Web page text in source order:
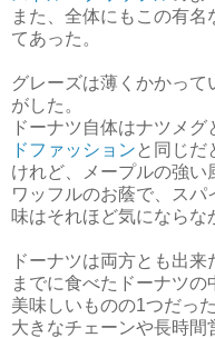
また、全体にもこの有
てあった。
グレーズは薄くかかっ
がした。
ドーナツ自体はナツメ
ドファッション と同じだ
けれど、メープルの強
ワッフルのお蔭で、スパ
味はそれほど気にならな
ドーナツは両方とも出
までに食べたドーナツの
美味しいものの1つだった
大きなチェーンや長時間